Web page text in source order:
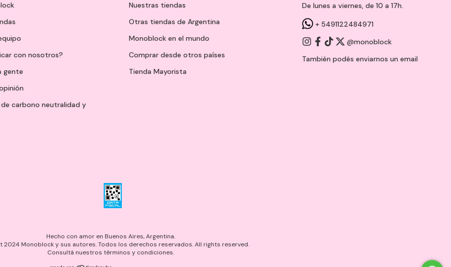
con nosotros?
gente
carbono neutralidad y
Nuestras tiendas
Otras tiendas de Argentina
Monoblock en el mundo
Comprar desde otros países
Tienda Mayorista
De lunes a viernes, de 10 a 17h.
+ 5491122484971
@monoblock
También podés enviarnos un email
Hecho con amor en Buenos Aires, Argentina.
2024 Monoblock y sus autores. Todos los derechos reservados. All rights reserved.
Consultá nuestros términos y condiciones.